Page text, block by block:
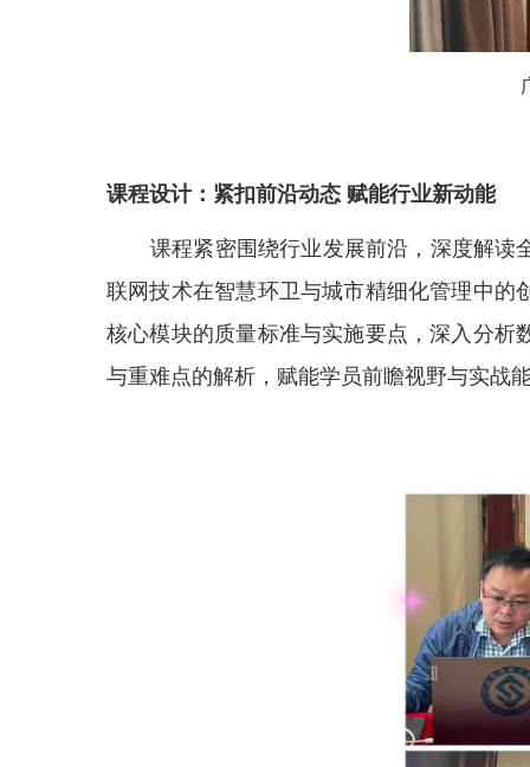
课程设计：紧扣前沿动态 赋能行业新动能
课程紧密围绕行业发展前沿，深度解读
联网技术在智慧环卫与城市精细化管理中的
核心模块的质量标准与实施要点，深入分析
与重难点的解析，赋能学员前瞻视野与实战